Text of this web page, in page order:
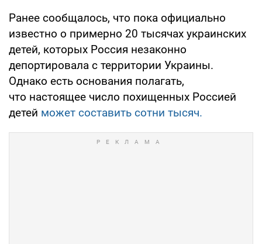
Ранее сообщалось, что пока официально
известно о примерно 20 тысячах украинских
детей, которых Россия незаконно
депортировала с территории Украины.
Однако есть основания полагать,
что настоящее число похищенных Россией
детей может составить сотни тысяч.